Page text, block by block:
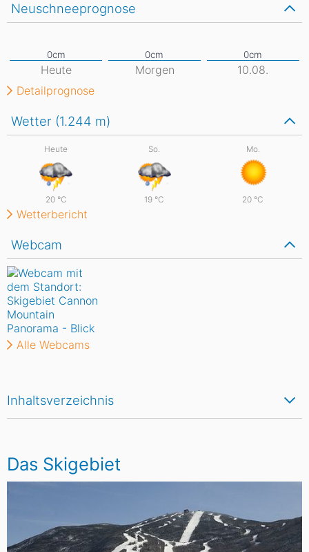
Inhaltsverzeichnis
Das Skigebiet
Wetter (1.244 m)
Heute
20 °C
So.
19 °C
Mo.
20 °C
Wetterbericht
Webcam
Alle Webcams
Neuschneeprognose
Heute Morgen
10.08.
Detailprognose